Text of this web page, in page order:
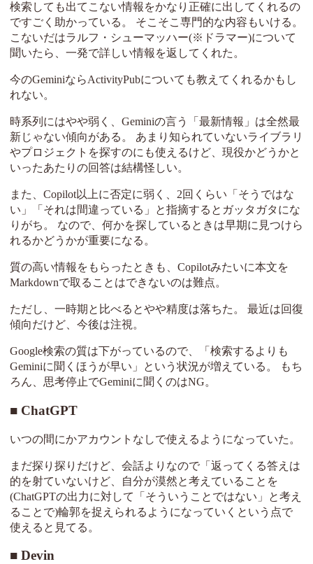
検索しても出てこない情報をかなり正確に出してくれるの
ですごく助かっている。 そこそこ専門的な内容もいける。
こないだはラルフ・シューマッハー(※ドラマー)について
聞いたら、一発で詳しい情報を返してくれた。
今のGeminiならActivityPubについても教えてくれるかもし
れない。
時系列にはやや弱く、Geminiの言う「最新情報」は全然最
新じゃない傾向がある。 あまり知られていないライブラリ
やプロジェクトを探すのにも使えるけど、現役かどうかと
いったあたりの回答は結構怪しい。
また、Copilot以上に否定に弱く、2回くらい「そうではな
い」「それは間違っている」と指摘するとガッタガタにな
りがち。 なので、何かを探しているときは早期に見つけら
れるかどうかが重要になる。
質の高い情報をもらったときも、Copilotみたいに本文を
Markdownで取ることはできないのは難点。
ただし、一時期と比べるとやや精度は落ちた。 最近は回復
傾向だけど、今後は注視。
Google検索の質は下がっているので、「検索するよりも
Geminiに聞くほうが早い」という状況が増えている。 もち
ろん、思考停止でGeminiに聞くのはNG。
ChatGPT
いつの間にかアカウントなしで使えるようになっていた。
まだ探り探りだけど、会話よりなので「返ってくる答えは
的を射ていないけど、自分が漠然と考えていることを
(ChatGPTの出力に対して「そういうことではない」と考え
ることで)輪郭を捉えられるようになっていくという点で
使えると見てる。
Devin